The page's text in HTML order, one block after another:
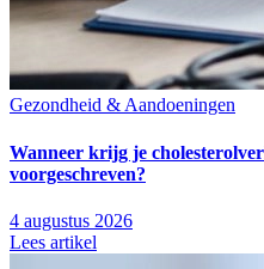
Gezondheid & Aandoeningen
Wanneer krijg je
voorgeschreven?
4 augustus 2026
Lees artikel